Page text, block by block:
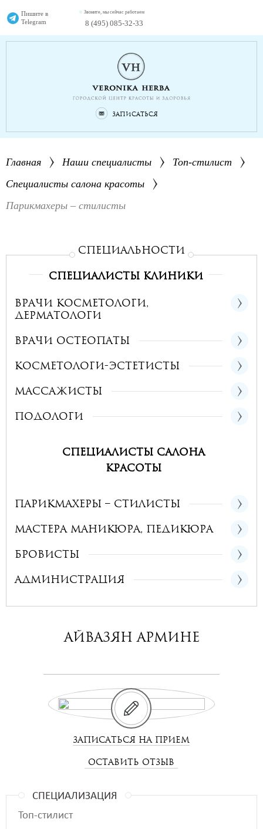
Пишите в
Telegram
Звоните, мы сейчас работаем
8 (495) 085-32-33
Записаться
Главная Наши специалисты
Топ-стилист
Специалисты салона красоты
Парикмахеры – стилисты
СПЕциальности
Специалисты клиники
Врачи косметологи,
дерматологи
Врачи остеопаты
Косметологи-эстетисты
Массажисты
Подологи
Специалисты салона
красоты
Парикмахеры – стилисты
Мастера маникюра, педикюра
Бровисты
Администрация
Айвазян Армине
ЗАПИСАТЬСЯ НА ПРИЕМ
ОСТАВИТЬ ОТЗЫВ
СПЕЦИАЛИЗАЦИЯ
Топ-стилист